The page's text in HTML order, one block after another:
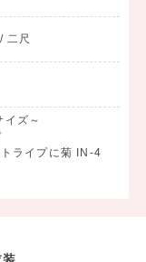
二尺
イズ～
ライプに菊 IN-4